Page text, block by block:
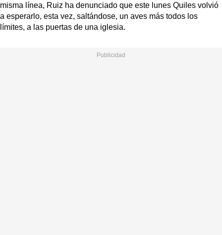
misma línea, Ruiz ha denunciado que este lunes Quiles volvió
a esperarlo, esta vez, saltándose, un aves más todos los
límites, a las puertas de una iglesia.